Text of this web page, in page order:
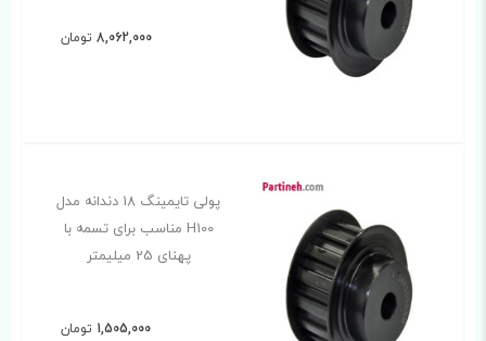
8,062,000 تومان
پولی تایمینگ 18 دندانه مدل
H100 مناسب برای تسمه با
پهنای 25 میلیمتر
1,505,000 تومان